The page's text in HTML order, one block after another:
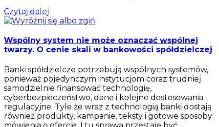
Czytaj dalej
Wspólny system nie może oznaczać wspólnej
twarzy. O cenie skali w bankowości spółdzielczej
Banki spółdzielcze potrzebują wspólnych systemów,
ponieważ pojedynczym instytucjom coraz trudniej
samodzielnie finansować technologię,
cyberbezpieczeństwo, dane i kolejne dostosowania
regulacyjne. Tyle że wraz z technologią banki dostają
również produkty, kampanie, teksty i gotowe sposoby
mówienia o ofercie. I tu sprawa przestaje być